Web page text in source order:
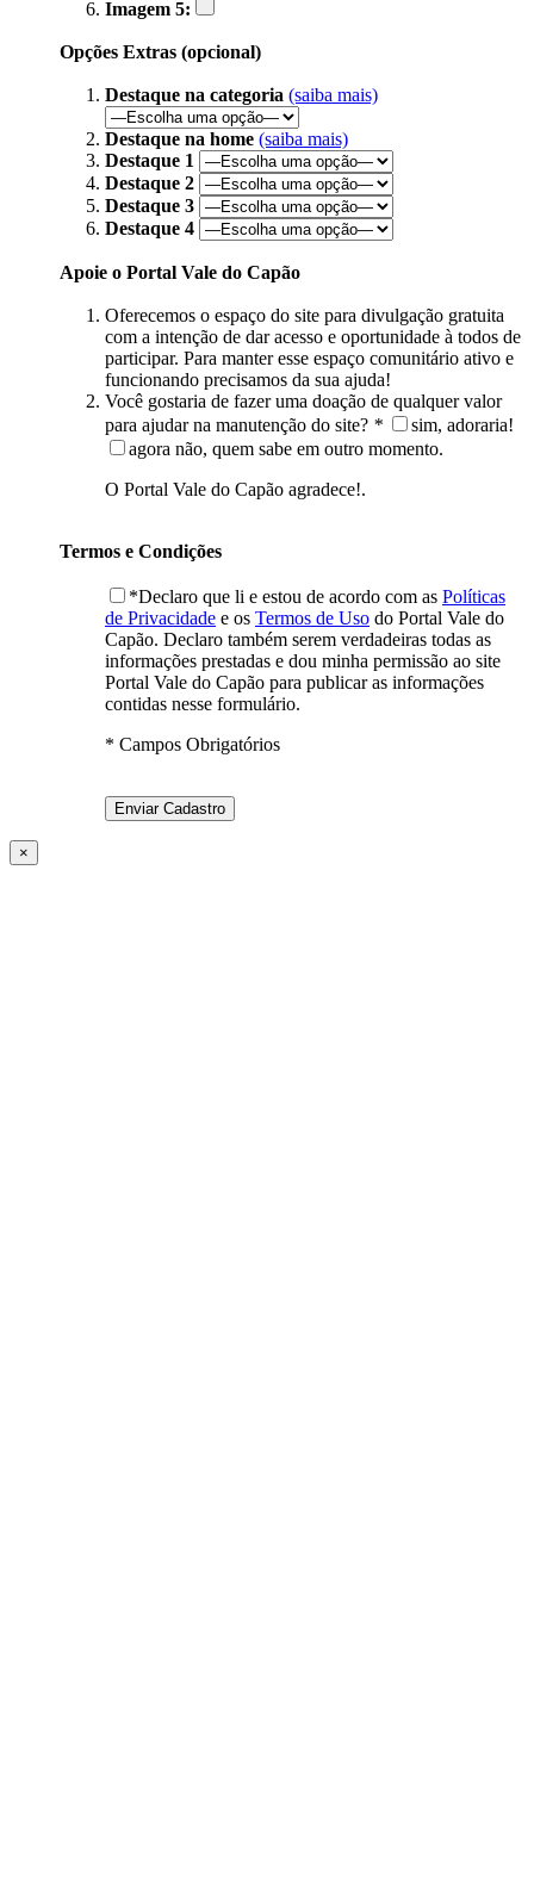
Imagem 5:
Opções Extras (opcional)
Destaque na categoria (saiba mais)
Destaque na home (saiba mais)
Destaque 1
Destaque 2
Destaque 3
Destaque 4
Apoie o Portal Vale do Capão
Oferecemos o espaço do site para divulgação gratuita
com a intenção de dar acesso e oportunidade à todos de
participar. Para manter esse espaço comunitário ativo e
funcionando precisamos da sua ajuda!
Você gostaria de fazer uma doação de qualquer valor
para ajudar na manutenção do site? *
sim, adoraria!
agora não, quem sabe em outro momento.
O Portal Vale do Capão agradece!.
Termos e Condições
*Declaro que li e estou de acordo com as Políticas
de Privacidade e os Termos de Uso do Portal Vale do
Capão. Declaro também serem verdadeiras todas as
informações prestadas e dou minha permissão ao site
Portal Vale do Capão para publicar as informações
contidas nesse formulário.
* Campos Obrigatórios
×